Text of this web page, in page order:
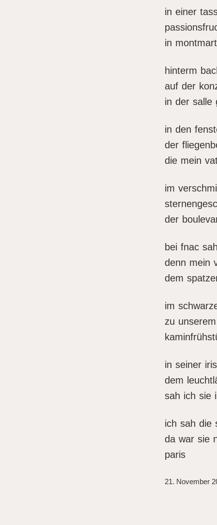
in einer
in
hinterm
auf der
in der salle
in den
der
die mein
im
der
bei fnac
denn mein
dem
im
zu
in seiner iris
dem
sah ich sie
ich sah die
da war sie
paris
21. November